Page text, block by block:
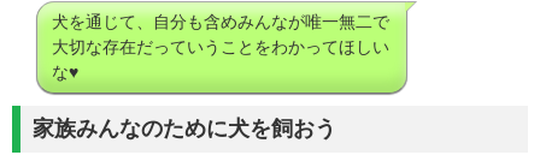
犬を通じて、自分も含めみんなが唯一無二で
大切な存在だっていうことをわかってほしい
な♥
家族みんなのために犬を飼おう